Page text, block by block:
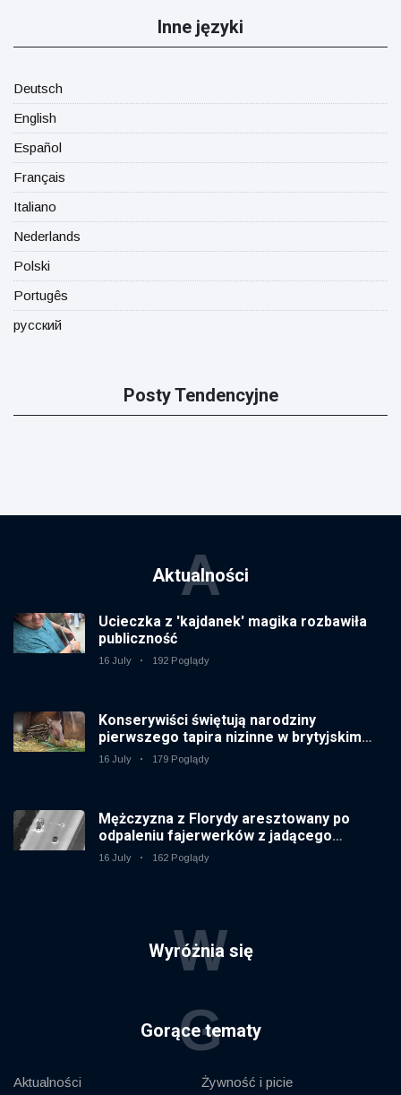
Inne języki
Deutsch
English
Español
Français
Italiano
Nederlands
Polski
Portugês
русский
Posty Tendencyjne
Aktualności
A
Ucieczka z 'kajdanek' magika rozbawiła
publiczność
16 July 192 Poglądy
Konserywiści świętują narodziny
pierwszego tapira nizinne w brytyjskim
zoo od 14 lat
16 July 179 Poglądy
Mężczyzna z Florydy aresztowany po
odpaleniu fajerwerków z jadącego
samochodu
16 July 162 Poglądy
Wyróżnia się
W
Gorące tematy
G
Aktualności Żywność i picie